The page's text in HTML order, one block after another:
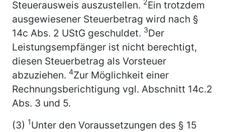
Steuerausweis auszustellen. 2Ein trotzdem
ausgewiesener Steuerbetrag wird nach §
14c Abs. 2 UStG geschuldet. 3Der
Leistungsempfänger ist nicht berechtigt,
diesen Steuerbetrag als Vorsteuer
abzuziehen. 4Zur Möglichkeit einer
Rechnungsberichtigung vgl. Abschnitt 14c.2
Abs. 3 und 5.
(3) 1Unter den Voraussetzungen des § 15